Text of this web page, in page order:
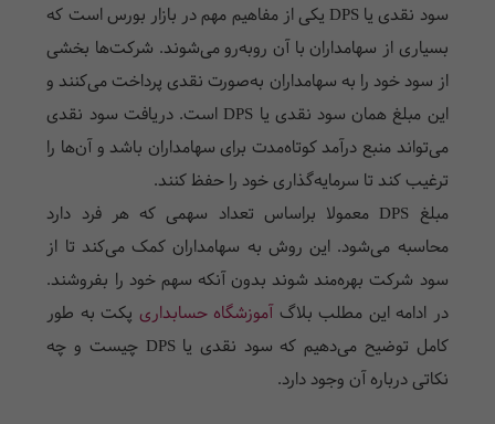
سود نقدی یا DPS یکی از مفاهیم مهم در بازار بورس است که
بسیاری از سهامداران با آن روبه‌رو می‌شوند. شرکت‌ها بخشی
از سود خود را به سهامداران به‌صورت نقدی پرداخت می‌کنند و
این مبلغ همان سود نقدی یا DPS است. دریافت سود نقدی
می‌تواند منبع درآمد کوتاه‌مدت برای سهامداران باشد و آن‌ها را
ترغیب کند تا سرمایه‌گذاری خود را حفظ کنند.
مبلغ DPS معمولا براساس تعداد سهمی که هر فرد دارد
محاسبه می‌شود. این روش به سهامداران کمک می‌کند تا از
سود شرکت بهره‌مند شوند بدون آنکه سهم خود را بفروشند.
در ادامه این مطلب بلاگآموزشگاه حسابداری پکت به طور
کامل توضیح می‌دهیم که سود نقدی یاDPS چیست و چه
نکاتی درباره آن وجود دارد.